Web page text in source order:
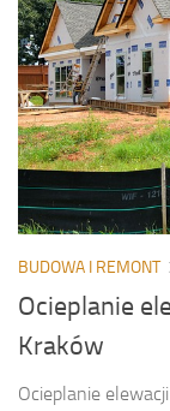
BUDOWA I REMONT
Ocieplanie
Kraków
Ocieplanie